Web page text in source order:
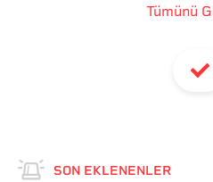
Tümünü
SON EKLENENLER